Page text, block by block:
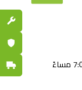
قطع
ضمان